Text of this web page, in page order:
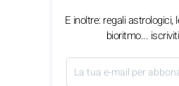
E inoltre: regali
bioritmo...